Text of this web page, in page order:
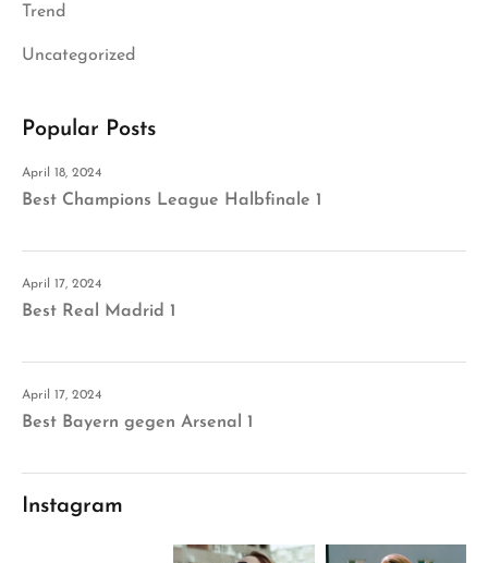
Trend
Uncategorized
Popular Posts
April 18, 2024
Best Champions League Halbfinale 1
April 17, 2024
Best Real Madrid 1
April 17, 2024
Best Bayern gegen Arsenal 1
Instagram